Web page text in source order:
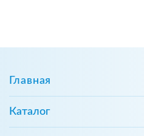
Главная
Каталог